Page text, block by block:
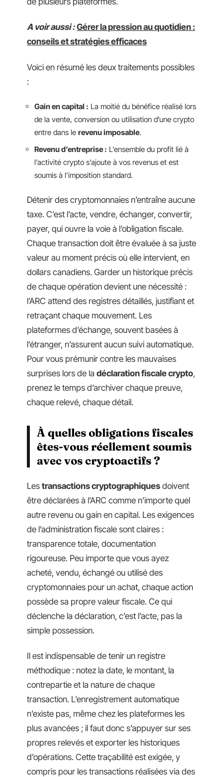
A voir aussi : Gérer la pression au quotidien :
conseils et stratégies efficaces
Voici en résumé les deux traitements possibles
:
Gain en capital : La moitié du bénéfice réalisé lors
de la vente, conversion ou utilisation d’une crypto
entre dans le revenu imposable.
Revenu d’entreprise : L’ensemble du profit lié à
l’activité crypto s’ajoute à vos revenus et est
soumis à l’imposition standard.
Détenir des cryptomonnaies n’entraîne aucune
taxe. C’est l’acte, vendre, échanger, convertir,
payer, qui ouvre la voie à l’obligation fiscale.
Chaque transaction doit être évaluée à sa juste
valeur au moment précis où elle intervient, en
dollars canadiens. Garder un historique précis
de chaque opération devient une nécessité :
l’ARC attend des registres détaillés, justifiant et
retraçant chaque mouvement. Les
plateformes d’échange, souvent basées à
l’étranger, n’assurent aucun suivi automatique.
Pour vous prémunir contre les mauvaises
surprises lors de la déclaration fiscale crypto,
prenez le temps d’archiver chaque preuve,
chaque relevé, chaque détail.
À quelles obligations fiscales
êtes-vous réellement soumis
avec vos cryptoactifs ?
Les transactions cryptographiques doivent
être déclarées à l’ARC comme n’importe quel
autre revenu ou gain en capital. Les exigences
de l’administration fiscale sont claires :
transparence totale, documentation
rigoureuse. Peu importe que vous ayez
acheté, vendu, échangé ou utilisé des
cryptomonnaies pour un achat, chaque action
possède sa propre valeur fiscale. Ce qui
déclenche la déclaration, c’est l’acte, pas la
simple possession.
Il est indispensable de tenir un registre
méthodique : notez la date, le montant, la
contrepartie et la nature de chaque
transaction. L’enregistrement automatique
n’existe pas, même chez les plateformes les
plus avancées ; il faut donc s’appuyer sur ses
propres relevés et exporter les historiques
d’opérations. Cette traçabilité est exigée, y
compris pour les transactions réalisées via des